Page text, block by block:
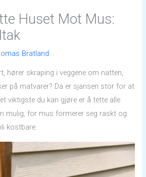
Huset Mot Mus:
Bratland
hører skraping i veggene om natten,
på matvarer? Da er sjansen stor for at
viktigste du kan gjøre er å tette alle
mulig, for mus formerer seg raskt og
kostbare.